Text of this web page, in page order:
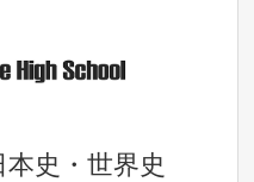
本史・世界史